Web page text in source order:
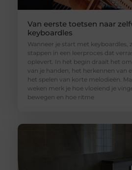
Van eerste toetsen naar
keyboardles
Wanneer je start met keyboardles,
stappen in een leerproces dat
oplevert. In het begin draait het
van je handen, het herkennen van
het spelen van korte melodieën.
weken merk je hoe vloeiend je
bewegen en hoe ritme